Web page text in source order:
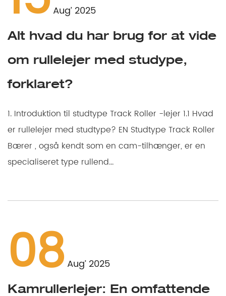
Aug’ 2025
Alt hvad du har brug for at vide
om rullelejer med studype,
forklaret?
1. Introduktion til studtype Track Roller -lejer 1.1 Hvad
er rullelejer med studtype? EN Studtype Track Roller
Bærer , også kendt som en cam-tilhænger, er en
specialiseret type rullend...
08 Aug’ 2025
Kamrullerlejer: En omfattende